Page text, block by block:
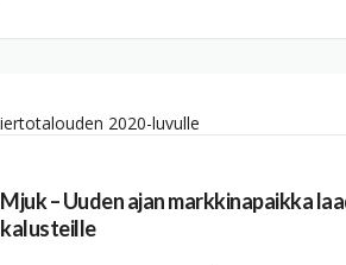
Mjuk – Uuden ajan markkinapaikka
kalusteille